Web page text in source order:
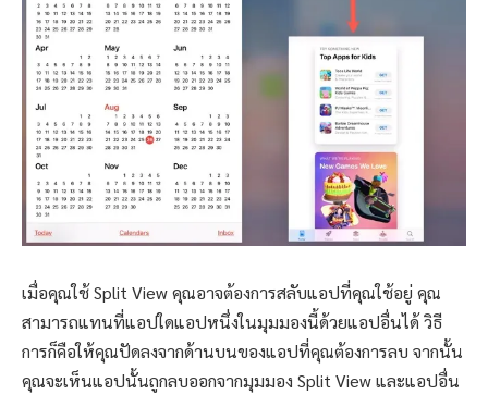
เมื่อคุณใช้ Split View คุณอาจต้องการสลับแอปที่คุณใช้อยู่ คุณ
สามารถแทนที่แอปใดแอปหนึ่งในมุมมองนี้ด้วยแอปอื่นได้ วิธี
การก็คือให้คุณปัดลงจากด้านบนของแอปที่คุณต้องการลบ จากนั้น
คุณจะเห็นแอปนั้นถูกลบออกจากมุมมอง Split View และแอปอื่น